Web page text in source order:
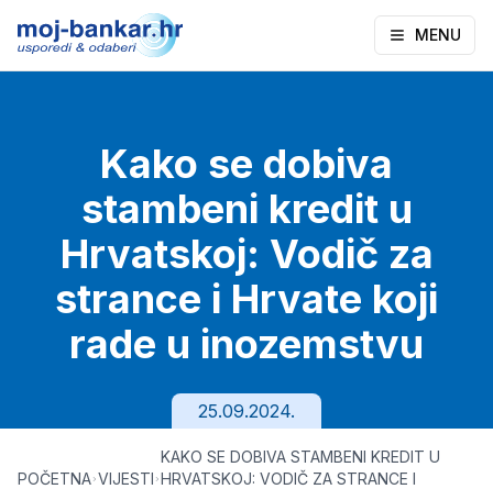
MENU
Kako se dobiva
stambeni kredit u
Hrvatskoj: Vodič za
strance i Hrvate koji
rade u inozemstvu
25.09.2024.
POČETNA VIJESTI
KAKO SE DOBIVA STAMBENI KREDIT U
HRVATSKOJ: VODIČ ZA STRANCE I